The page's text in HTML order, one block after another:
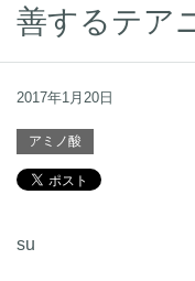
善するテア
2017年1月20日
アミノ酸
su